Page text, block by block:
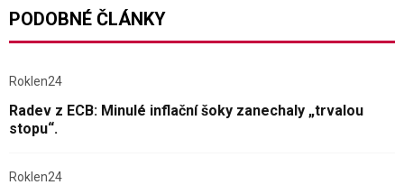
PODOBNÉ ČLÁNKY
Roklen24
Radev z ECB: Minulé inflační šoky zanechaly „trvalou
stopu“.
Roklen24